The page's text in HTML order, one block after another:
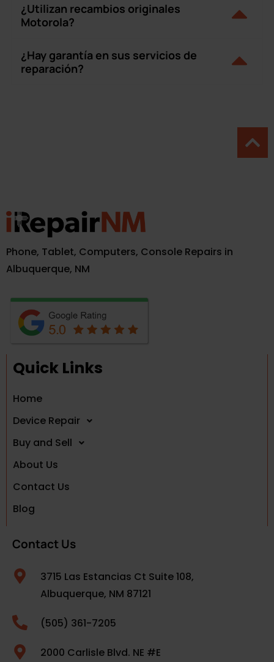
¿Utilizan recambios originales
Motorola?
¿Hay garantía en sus servicios de
reparación?
Phone, Tablet, Computers, Console Repairs in
Albuquerque, NM
Quick Links
Home
Device Repair
Buy and Sell
About Us
Contact Us
Blog
Contact Us
3715 Las Estancias Ct Suite 108,
Albuquerque, NM 87121
(505) 361-7205
2000 Carlisle Blvd. NE #E